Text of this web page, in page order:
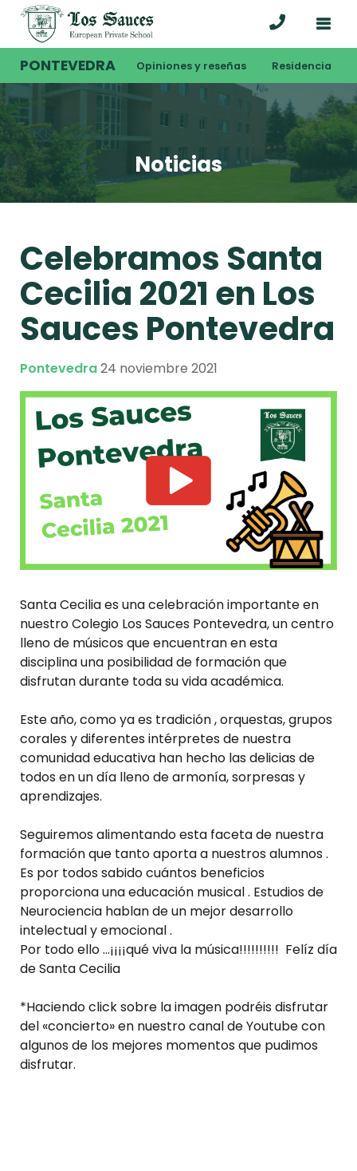
PONTEVEDRA Opiniones y reseñas Residencia
Noticias
Celebramos Santa
Cecilia 2021 en Los
Sauces Pontevedra
Pontevedra24 noviembre 2021
SantaCecilia es una celebración importante en
nuestro Colegio Los Sauces Pontevedra, un centro
lleno de músicos que encuentran en esta
disciplina una posibilidad de formación que
disfrutan durante toda su vida académica.
Este año, como ya es tradición , orquestas, grupos
corales y diferentes intérpretes de nuestra
comunidad educativa han hecho las delicias de
todos en un día lleno de armonía, sorpresas y
aprendizajes.
Seguiremos alimentando esta faceta de nuestra
formación que tanto aporta a nuestros alumnos .
Es por todos sabido cuántos beneficios
proporciona una educación musical . Estudios de
Neurociencia hablan de un mejor desarrollo
intelectual y emocional .
Por todo ello …¡¡¡¡qué viva la música!!!!!!!!!! Felíz día
de Santa Cecilia
*Haciendo click sobre la imagen podréis disfrutar
del «concierto» en nuestro canal de Youtube con
algunos de los mejores momentos que pudimos
disfrutar.